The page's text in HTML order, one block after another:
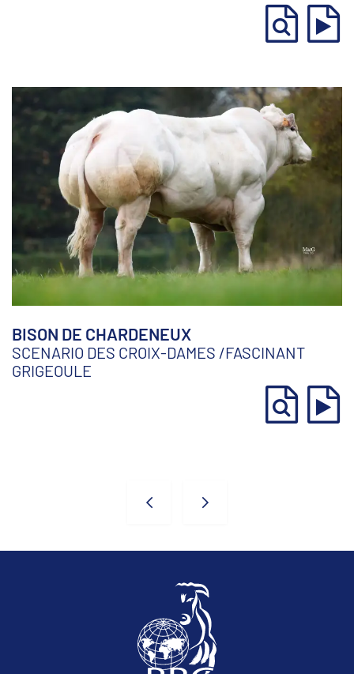
BISON DE CHARDENEUX
SCENARIO DES CROIX-DAMES /FASCINANT
GRIGEOULE